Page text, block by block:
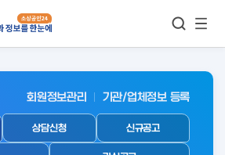
보기
회원정보관리 기관/업체정보 등록
상담신청 신규공고